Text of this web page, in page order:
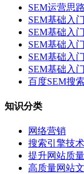
SEM运营思
SEM基础入
SEM基础入
SEM基础入
SEM基础入
SEM基础入
百度SEM搜
知识分类
网络营销
搜索引擎技
提升网站质量
高质量网站